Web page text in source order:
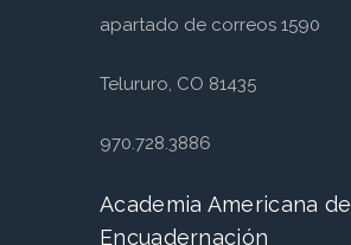
i
e
apartado de correos 1590
Telururo, CO 81435
970.728.3886
Academia Americana de
Encuadernación